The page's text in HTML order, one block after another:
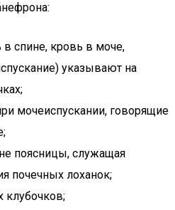
спине, кровь в моче,
указывают на
мочеиспускании, говорящие
поясницы, служащая
почечных лоханок;
клубочков;